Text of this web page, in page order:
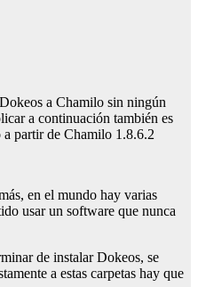
a Chamilo sin ningún
a continuación también es
a partir de Chamilo 1.8.6.2
en el mundo hay varias
usar un software que nunca
de instalar Dokeos, se
a estas carpetas hay que